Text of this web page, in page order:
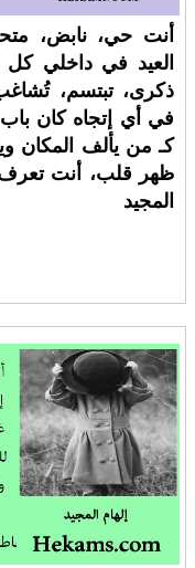
أنت حي، نابض،
العيد في داخلي
ذكرى، تبتسم،
في أي إتجاه كان
كـ من يألف المكان
ظهر قلب، أنت تعرف
المجيد